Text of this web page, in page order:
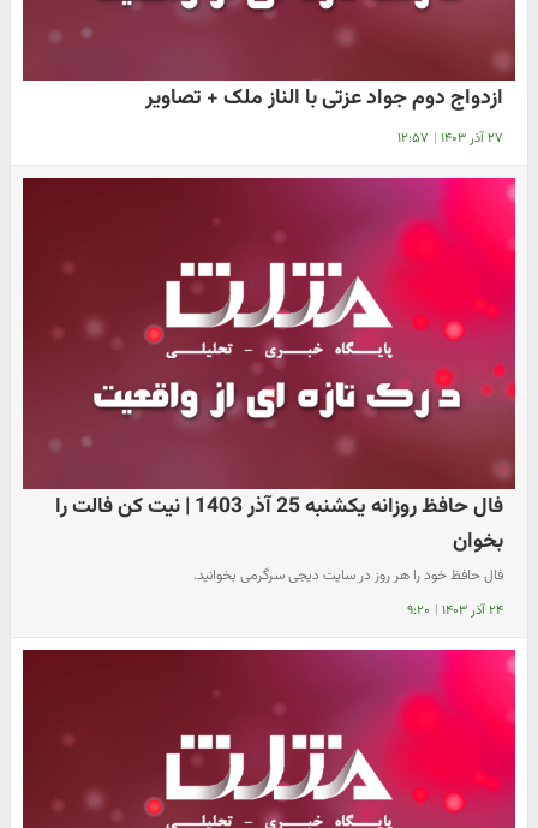
ازدواج دوم جواد عزتی با الناز ملک + تصاویر
۲۷ آذر ۱۴۰۳ | ۱۲:۵۷
فال حافظ روزانه یکشنبه 25 آذر 1403 | نیت کن فالت را
بخوان
فال حافظ خود را هر روز در سایت دیجی سرگرمی بخوانید.
۲۴ آذر ۱۴۰۳ | ۹:۲۰